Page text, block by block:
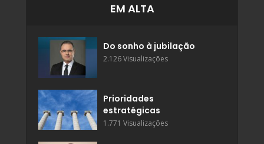
EM ALTA
Do sonho à jubilação
2.126 Visualizações
Prioridades
estratégicas
1.771 Visualizações